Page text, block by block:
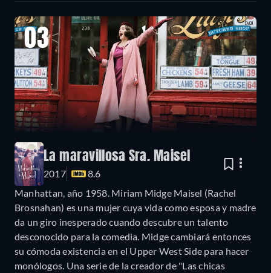
03
La maravillosa Sra. Maisel
2017
8.6
Manhattan, año 1958. Miriam Midge Maisel (Rachel
Brosnahan) es una mujer cuya vida como esposa y madre
da un giro inesperado cuando descubre un talento
desconocido para la comedia. Midge cambiará entonces
su cómoda existencia en el Upper West Side para hacer
monólogos. Una serie de la creador de "Las chicas